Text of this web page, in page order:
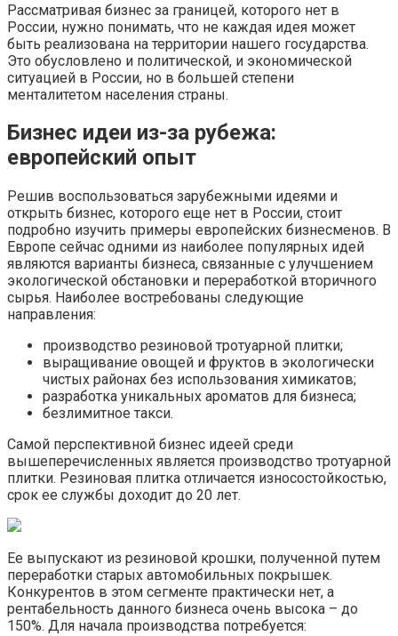
Рассматривая бизнес за границей, которого нет в
России, нужно понимать, что не каждая идея может
быть реализована на территории нашего государства.
Это обусловлено и политической, и экономической
ситуацией в России, но в большей степени
менталитетом населения страны.
Бизнес идеи из-за рубежа:
европейский опыт
Решив воспользоваться зарубежными идеями и
открыть бизнес, которого еще нет в России, стоит
подробно изучить примеры европейских бизнесменов. В
Европе сейчас одними из наиболее популярных идей
являются варианты бизнеса, связанные с улучшением
экологической обстановки и переработкой вторичного
сырья. Наиболее востребованы следующие
направления:
производство резиновой тротуарной плитки;
выращивание овощей и фруктов в экологически
чистых районах без использования химикатов;
разработка уникальных ароматов для бизнеса;
безлимитное такси.
Самой перспективной бизнес идеей среди
вышеперечисленных является производство тротуарной
плитки. Резиновая плитка отличается износостойкостью,
срок ее службы доходит до 20 лет.
Ее выпускают из резиновой крошки, полученной путем
переработки старых автомобильных покрышек.
Конкурентов в этом сегменте практически нет, а
рентабельность данного бизнеса очень высока – до
150%. Для начала производства потребуется: